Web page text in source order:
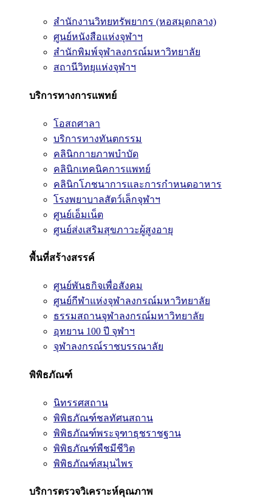
สำนักงานวิทยทรัพยากร (หอสมุดกลาง)
ศูนย์หนังสือแห่งจุฬาฯ
สำนักพิมพ์จุฬาลงกรณ์มหาวิทยาลัย
สถานีวิทยุแห่งจุฬาฯ
บริการทางการแพทย์
โอสถศาลา
บริการทางทันตกรรม
คลินิกกายภาพบำบัด
คลินิกเทคนิคการแพทย์
คลินิกโภชนาการและการกำหนดอาหาร
โรงพยาบาลสัตว์เล็กจุฬาฯ
ศูนย์เอ็มเน็ต
ศูนย์ส่งเสริมสุขภาวะผู้สูงอายุ
พื้นที่สร้างสรรค์
ศูนย์พันธกิจเพื่อสังคม
ศูนย์กีฬาแห่งจุฬาลงกรณ์มหาวิทยาลัย
ธรรมสถานจุฬาลงกรณ์มหาวิทยาลัย
อุทยาน 100 ปี จุฬาฯ
จุฬาลงกรณ์ราชบรรณาลัย
พิพิธภัณฑ์
นิทรรศสถาน
พิพิธภัณฑ์ชลทัศนสถาน
พิพิธภัณฑ์พระจุฑาธุชราชฐาน
พิพิธภัณฑ์พืชมีชีวิต
พิพิธภัณฑ์สมุนไพร
บริการตรวจวิเคราะห์คุณภาพ